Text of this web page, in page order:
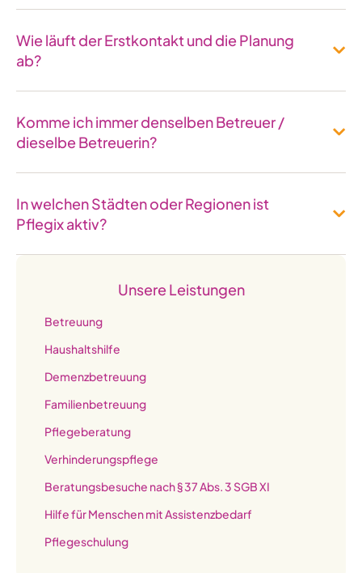
Wie läuft der Erstkontakt und die Planung
ab?
Komme ich immer denselben Betreuer /
dieselbe Betreuerin?
In welchen Städten oder Regionen ist
Pflegix aktiv?
Unsere Leistungen
Betreuung
Haushaltshilfe
Demenzbetreuung
Familienbetreuung
Pflegeberatung
Verhinderungspflege
Beratungs­besuche nach § 37 Abs. 3 SGB XI
Hilfe für Menschen mit Assistenzbedarf
Pflegeschulung